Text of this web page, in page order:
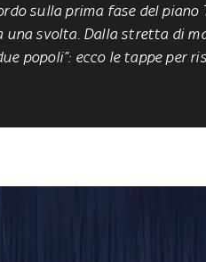
sulla prima fase del piano
una svolta. Dalla stretta di
popoli”: ecco le tappe per